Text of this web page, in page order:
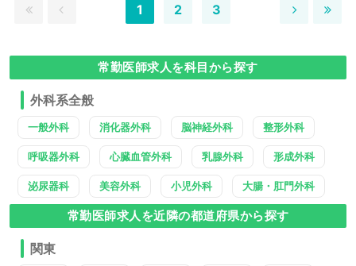
1 2 3
常勤医師求人を科目から探す
外科系全般
一般外科 消化器外科 脳神経外科 整形外科
呼吸器外科 心臓血管外科 乳腺外科 形成外科
泌尿器科 美容外科 小児外科 大腸・肛門外科
常勤医師求人を近隣の都道府県から探す
関東